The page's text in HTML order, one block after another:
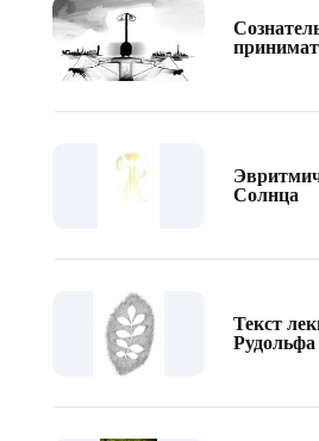
Солнца
Текст